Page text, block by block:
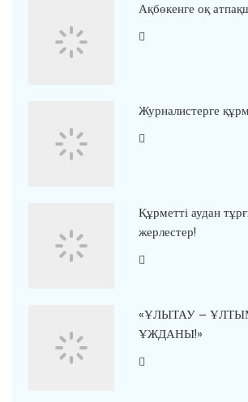
Ақбөкенге оқ
Журналистерге
Құрметті аудан
жерлестер!
«ҰЛЫТАУ –
ҰЖДАНЫ!»